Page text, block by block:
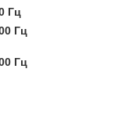
Гц
Гц
Гц